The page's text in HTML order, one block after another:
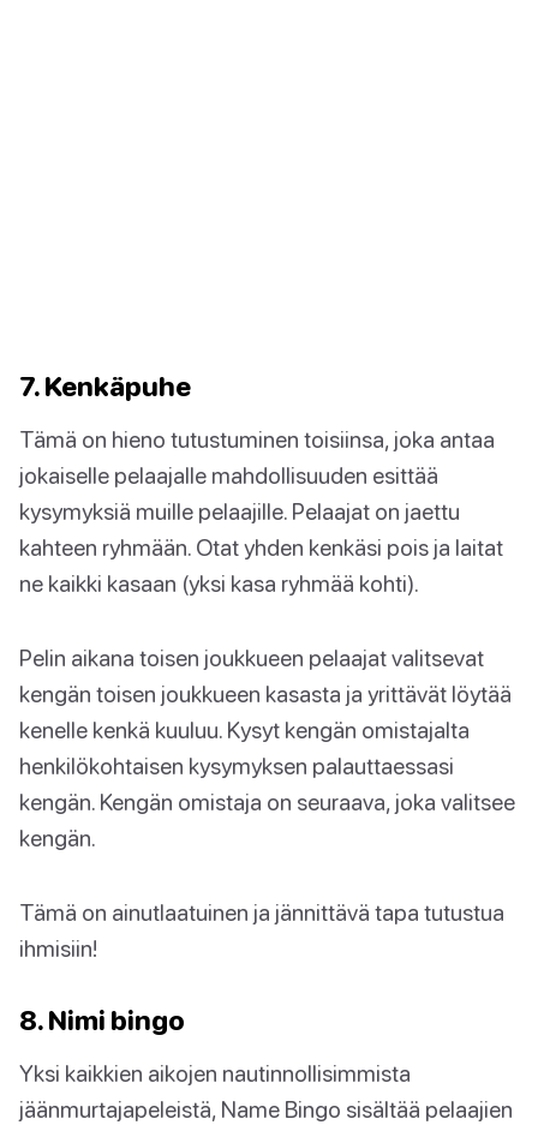
7. Kenkäpuhe
Tämä on hieno tutustuminen toisiinsa, joka antaa
jokaiselle pelaajalle mahdollisuuden esittää
kysymyksiä muille pelaajille. Pelaajat on jaettu
kahteen ryhmään. Otat yhden kenkäsi pois ja laitat
ne kaikki kasaan (yksi kasa ryhmää kohti).
Pelin aikana toisen joukkueen pelaajat valitsevat
kengän toisen joukkueen kasasta ja yrittävät löytää
kenelle kenkä kuuluu. Kysyt kengän omistajalta
henkilökohtaisen kysymyksen palauttaessasi
kengän. Kengän omistaja on seuraava, joka valitsee
kengän.
Tämä on ainutlaatuinen ja jännittävä tapa tutustua
ihmisiin!
8. Nimi bingo
Yksi kaikkien aikojen nautinnollisimmista
jäänmurtajapeleistä, Name Bingo sisältää pelaajien